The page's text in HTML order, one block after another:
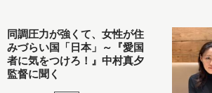
同調圧力が強くて、女性が住
みづらい国「日本」～『愛国
者に気をつけろ！』中村真夕
監督に聞く